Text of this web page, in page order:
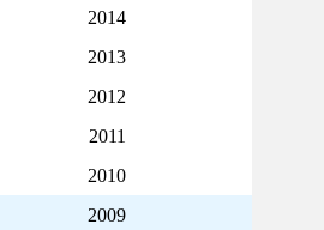
2014
2013
2012
2011
2010
2009